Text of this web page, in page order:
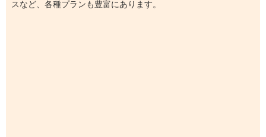
スなど、各種プランも豊富にあります。